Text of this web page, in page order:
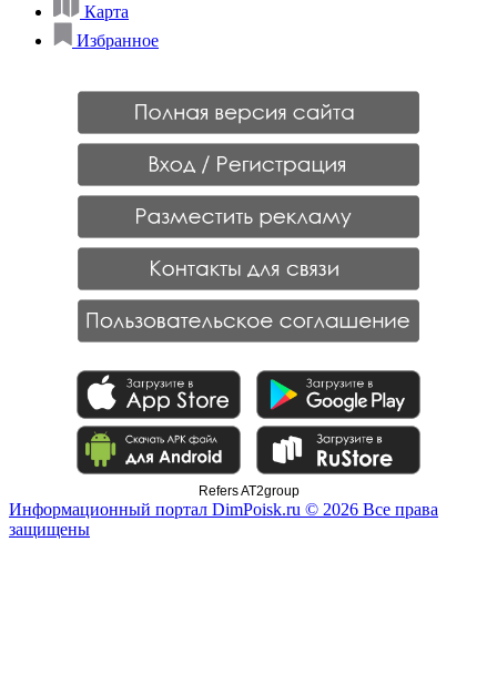
Карта
Избранное
Refers AT2group
Информационный портал DimPoisk.ru © 2026 Все права
защищены